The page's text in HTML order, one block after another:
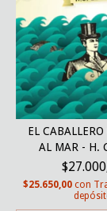
EL CABALLERO
AL MAR - H.
$25.650,00 con